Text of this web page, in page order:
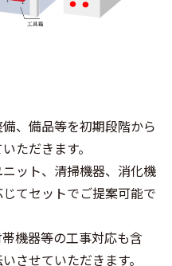
、備品等を初期段階から
ただきます。
ット、清掃機器、消化機
てセットでご提案可能で
機器等の工事対応も含
させていただきます。